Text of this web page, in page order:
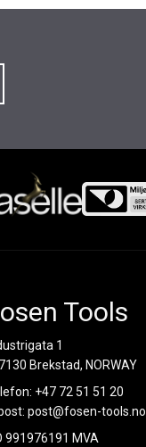
Tools
1
Brekstad, NORWAY
+47 72 51 51 20
post@fosen-tools.no
991976191 MVA